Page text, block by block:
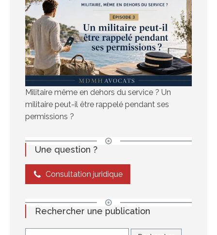
Militaire même en dehors du service ? Un
militaire peut-il être rappelé pendant ses
permissions ?
Une question ?
Consultation juridique
Rechercher une publication